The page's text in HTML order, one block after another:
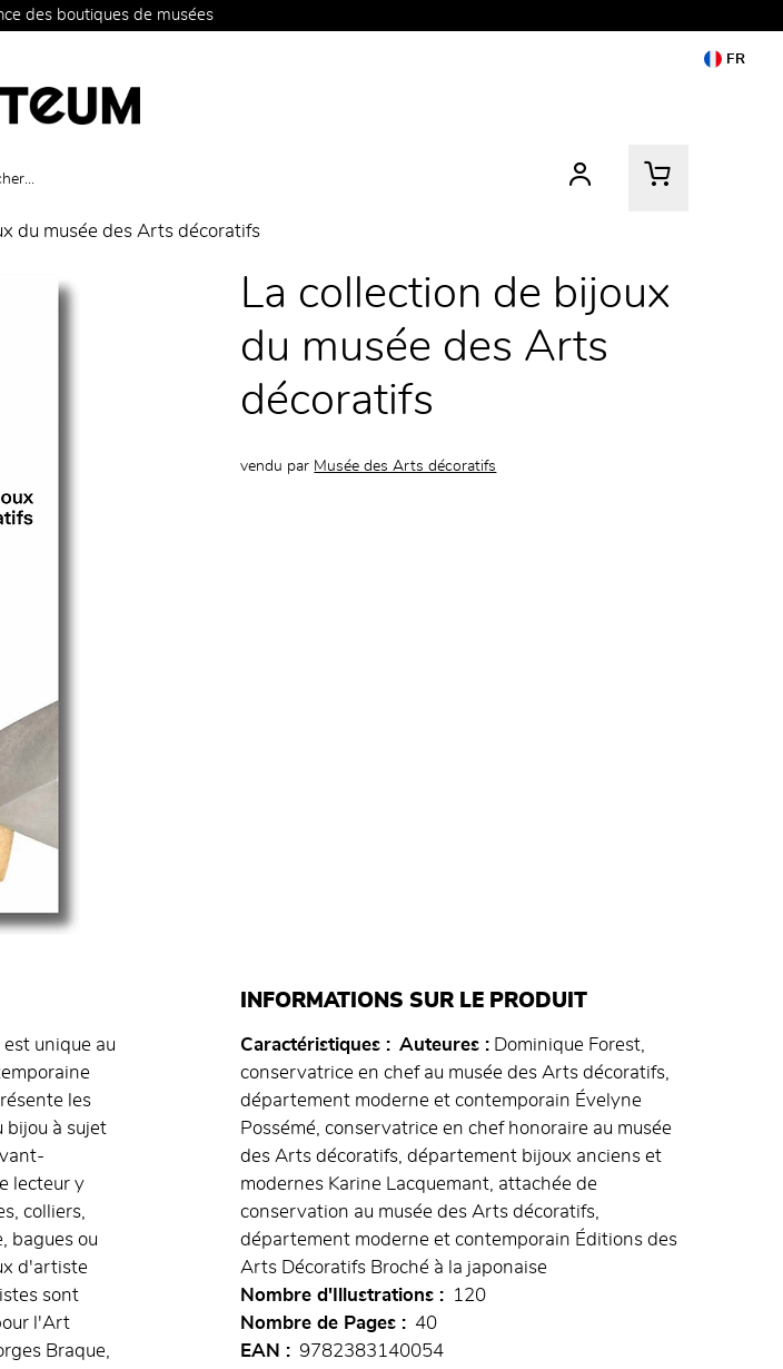
des boutiques de musées
FR
du musée des Arts décoratifs
La collection de bijoux
du musée des Arts
décoratifs
vendu par Musée des Arts décoratifs
unique au
les
bijou à sujet
lecteur y
colliers,
bagues ou
d'artiste
sont
l'Art
Braque,
INFORMATIONS SUR LE PRODUIT
Caractéristiques Auteures : Dominique Forest,
conservatrice en chef au musée des Arts décoratifs,
département moderne et contemporain Évelyne
Possémé, conservatrice en chef honoraire au musée
des Arts décoratifs, département bijoux anciens et
modernes Karine Lacquemant, attachée de
conservation au musée des Arts décoratifs,
département moderne et contemporain Éditions des
Arts Décoratifs Broché à la japonaise
Nombre d'Illustrations
120
Nombre de Pages
40
EAN
9782383140054